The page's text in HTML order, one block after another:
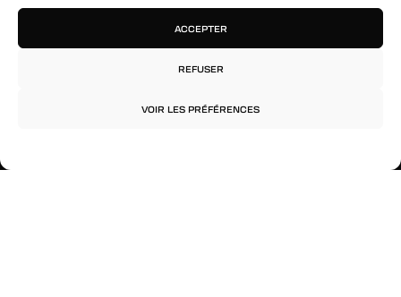
ACCEPTER
REFUSER
VOIR LES PRÉFÉRENCES
Inscrivez-vous à notre newsletter pour être les
premiers à être informés des nouveaux
arrivages, des ventes, du contenu exclusif, des
événements et plus encore !